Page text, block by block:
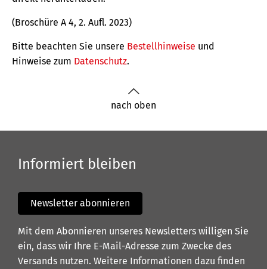
(Broschüre A 4, 2. Aufl. 2023)
Bitte beachten Sie unsere Bestellhinweise und
Hinweise zum Datenschutz.
nach oben
Informiert bleiben
Newsletter abonnieren
Mit dem Abonnieren unseres Newsletters willigen Sie
ein, dass wir Ihre E-Mail-Adresse zum Zwecke des
Versands nutzen. Weitere Informationen dazu finden